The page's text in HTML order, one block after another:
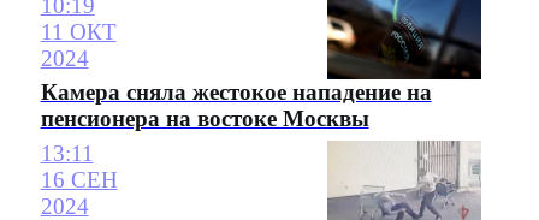
10:19
11 ОКТ
2024
Камера сняла жестокое нападение на
пенсионера на востоке Москвы
13:11
16 СЕН
2024